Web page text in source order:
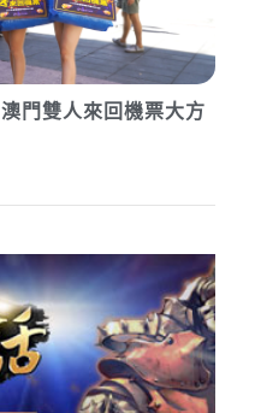
門雙人來回機票大方